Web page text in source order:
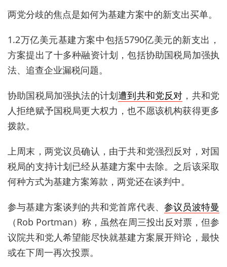
两党分歧的焦点是如何为基建方案中的新支出买单。
1.2万亿美元基建方案中包括5790亿美元的新支出，
方案提出了十多种融资计划，包括协助国税局加强执
法、追查企业漏税问题。
协助国税局加强执法的计划遭到共和党反对 ，共和党
人拒绝赋予国税局更大权力，也不愿该机构获得更多
拨款。
上周末，两党议员确认，由于共和党强烈反对，对国
税局的支持计划已经从基建方案中去除。之后该采取
何种方式为基建方案筹款，两党还在谈判中。
参与基建方案谈判的共和党首席代表、参议员波特曼
（Rob Portman）称，虽然在周三投出反对票，但参
议院共和党人希望能尽快就基建方案展开辩论，最快
或在下周一再次投票。